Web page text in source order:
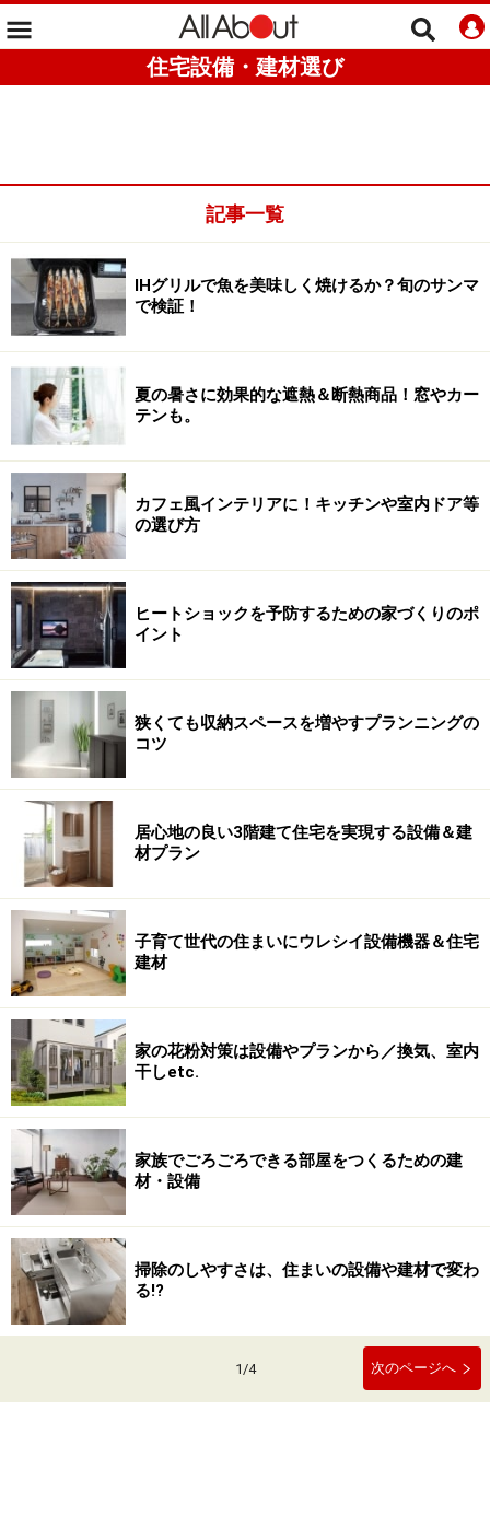
住宅設備・建材選び
記事一覧
IHグリルで魚を美味しく焼けるか？旬のサンマ
で検証！
夏の暑さに効果的な遮熱＆断熱商品！窓やカー
テンも。
カフェ風インテリアに！キッチンや室内ドア等
の選び方
ヒートショックを予防するための家づくりのポ
イント
狭くても収納スペースを増やすプランニングの
コツ
居心地の良い3階建て住宅を実現する設備＆建
材プラン
子育て世代の住まいにウレシイ設備機器＆住宅
建材
家の花粉対策は設備やプランから／換気、室内
干しetc.
家族でごろごろできる部屋をつくるための建
材・設備
掃除のしやすさは、住まいの設備や建材で変わ
る!?
1/4 次のページへ